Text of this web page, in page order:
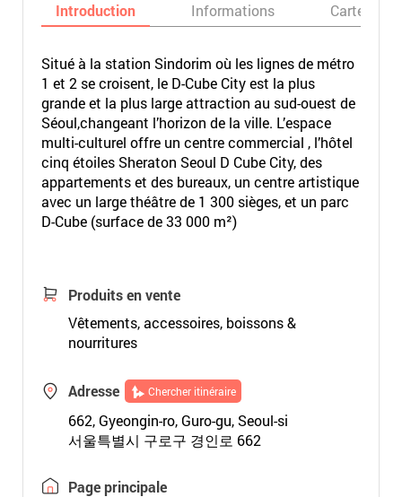
Introduction Informations Carte
Situé à la station Sindorim où les lignes de métro
1 et 2 se croisent, le D-Cube City est la plus
grande et la plus large attraction au sud-ouest de
Séoul,changeant l’horizon de la ville. L’espace
multi-culturel offre un centre commercial , l’hôtel
cinq étoiles Sheraton Seoul D Cube City, des
appartements et des bureaux, un centre artistique
avec un large théâtre de 1 300 sièges, et un parc
D-Cube (surface de 33 000 m²)
Produits en vente
Vêtements, accessoires, boissons &
nourritures
Adresse Chercher itinéraire
662, Gyeongin-ro, Guro-gu, Seoul-si
서울특별시 구로구 경인로 662
Page principale